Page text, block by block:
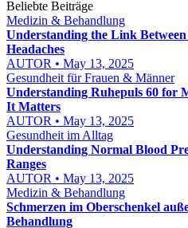
Beliebte Beiträge
Medizin & Behandlung
Understanding the Link
Headaches
AUTOR • May 13, 2025
Gesundheit für Frauen & Männer
Understanding Ruhepuls 60 for
It Matters
AUTOR • May 13, 2025
Gesundheit im Alltag
Understanding Normal Blood
Ranges
AUTOR • May 13, 2025
Medizin & Behandlung
Schmerzen im Oberschenkel
Behandlung